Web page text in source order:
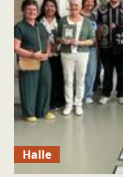
Halle